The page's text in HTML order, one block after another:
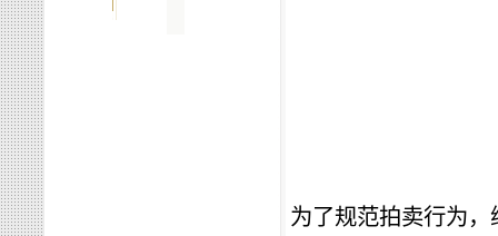
为了规范拍卖行为